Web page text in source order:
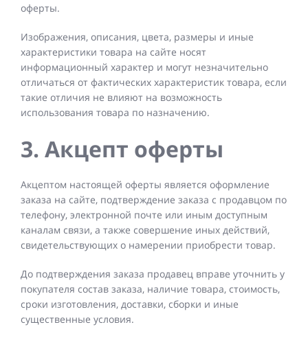
оферты.
Изображения, описания, цвета, размеры и иные
характеристики товара на сайте носят
информационный характер и могут незначительно
отличаться от фактических характеристик товара, если
такие отличия не влияют на возможность
использования товара по назначению.
3. Акцепт оферты
Акцептом настоящей оферты является оформление
заказа на сайте, подтверждение заказа с продавцом по
телефону, электронной почте или иным доступным
каналам связи, а также совершение иных действий,
свидетельствующих о намерении приобрести товар.
До подтверждения заказа продавец вправе уточнить у
покупателя состав заказа, наличие товара, стоимость,
сроки изготовления, доставки, сборки и иные
существенные условия.